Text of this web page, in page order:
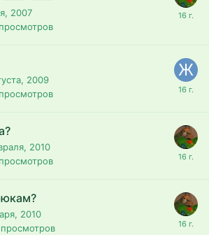
2007
просмотров
2009
просмотров
2010
просмотров
2010
просмотров